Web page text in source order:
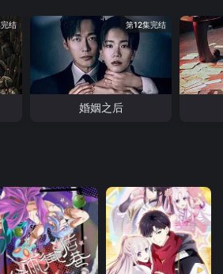
结 第12集完结
婚姻之后